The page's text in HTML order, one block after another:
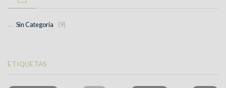
Sin Categoría (9)
ETIQUETAS